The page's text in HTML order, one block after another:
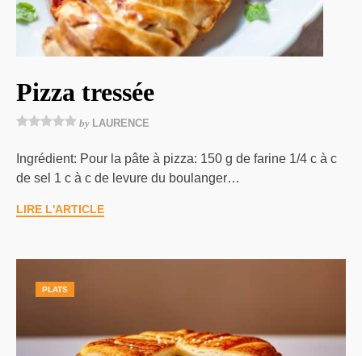
Pizza tressée
by LAURENCE
Ingrédient: Pour la pâte à pizza: 150 g de farine 1/4 c à c
de sel 1 c à c de levure du boulanger…
LIRE L'ARTICLE
PLATS